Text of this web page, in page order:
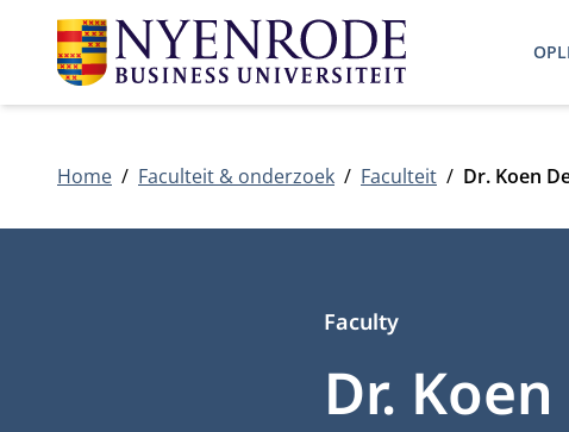
Home Faculteit & onderzoek Faculteit Dr. Koen
Dr.
Faculty